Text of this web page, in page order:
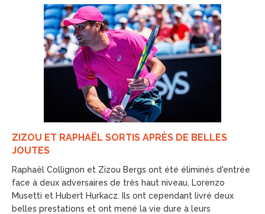
ZIZOU ET RAPHAËL SORTIS APRÈS DE BELLES
JOUTES
Raphaël Collignon et Zizou Bergs ont été éliminés d'entrée
face à deux adversaires de très haut niveau, Lorenzo
Musetti et Hubert Hurkacz. Ils ont cependant livré deux
belles prestations et ont mené la vie dure à leurs